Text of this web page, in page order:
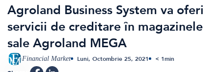
International
BVB Recap
Bursa
Acțiunea Zilei
Pensie & taxe
Credite
Asigurari
Start-Up
Agroland Business System va oferi
servicii de creditare în magazinele
sale Agroland MEGA
Financial Market Luni, Octombrie 25, 2021 < 1min